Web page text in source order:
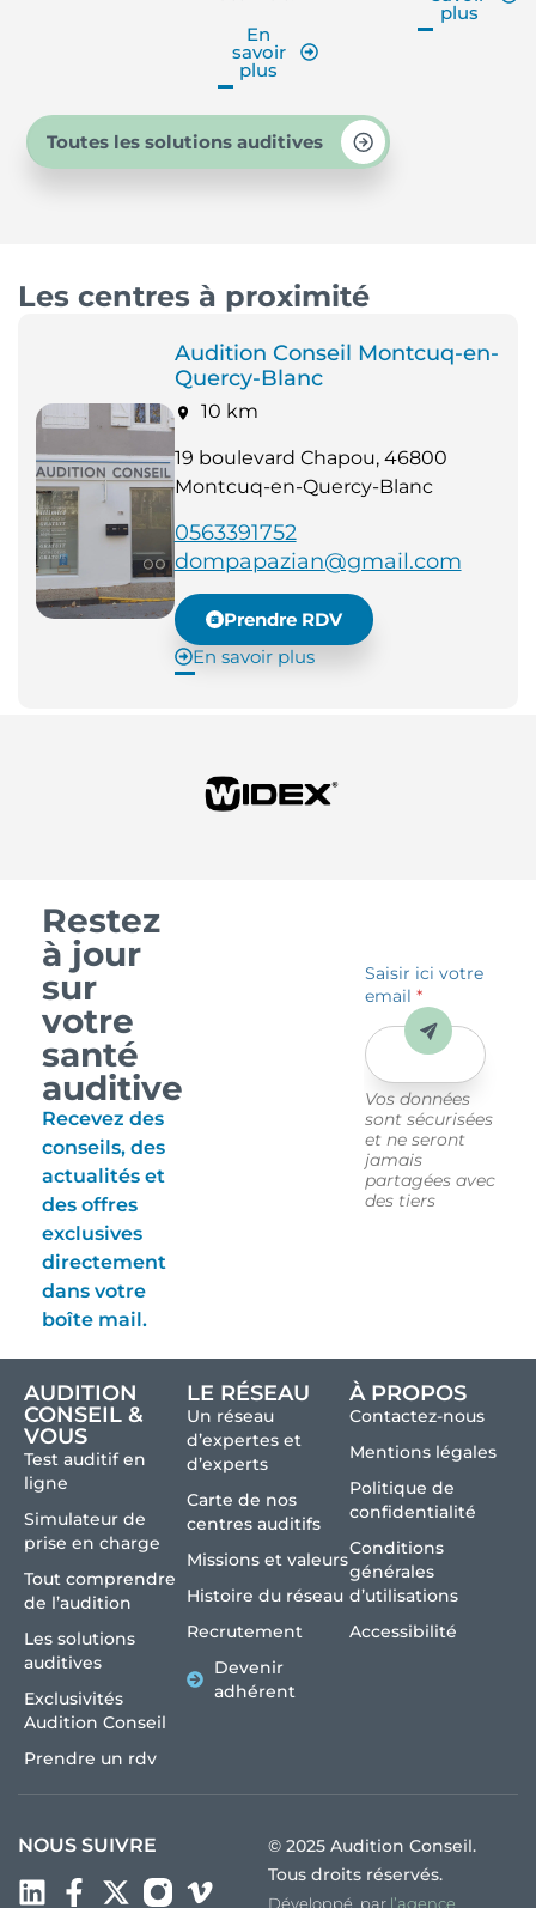
En
savoir
plus
plus
Toutes les solutions auditives
Les centres à proximité
Audition Conseil Montcuq-en-
Quercy-Blanc
10 km
19 boulevard Chapou, 46800
Montcuq-en-Quercy-Blanc
0563391752
dompapazian@gmail.com
Prendre RDV
En savoir plus
Restez
à jour
sur
votre
santé
auditive
Recevez des
conseils, des
actualités et
des offres
exclusives
directement
dans votre
boîte mail.
Saisir ici votre
email*
Vos données
sont sécurisées
et ne seront
jamais
partagées avec
des tiers
Envoyer
AUDITION
CONSEIL &
VOUS
Test auditif en
ligne
Simulateur de
prise en charge
Tout comprendre
de l’audition
Les solutions
auditives
Exclusivités
Audition Conseil
Prendre un rdv
LE RÉSEAU
Un réseau
d’expertes et
d’experts
Carte de nos
centres auditifs
Missions et valeurs
Histoire du réseau
Recrutement
Devenir
adhérent
À PROPOS
Contactez-nous
Mentions légales
Politique de
confidentialité
Conditions
générales
d’utilisations
Accessibilité
NOUS SUIVRE
© 2025 Audition Conseil.
Tous droits réservés.
Développé par l’agence